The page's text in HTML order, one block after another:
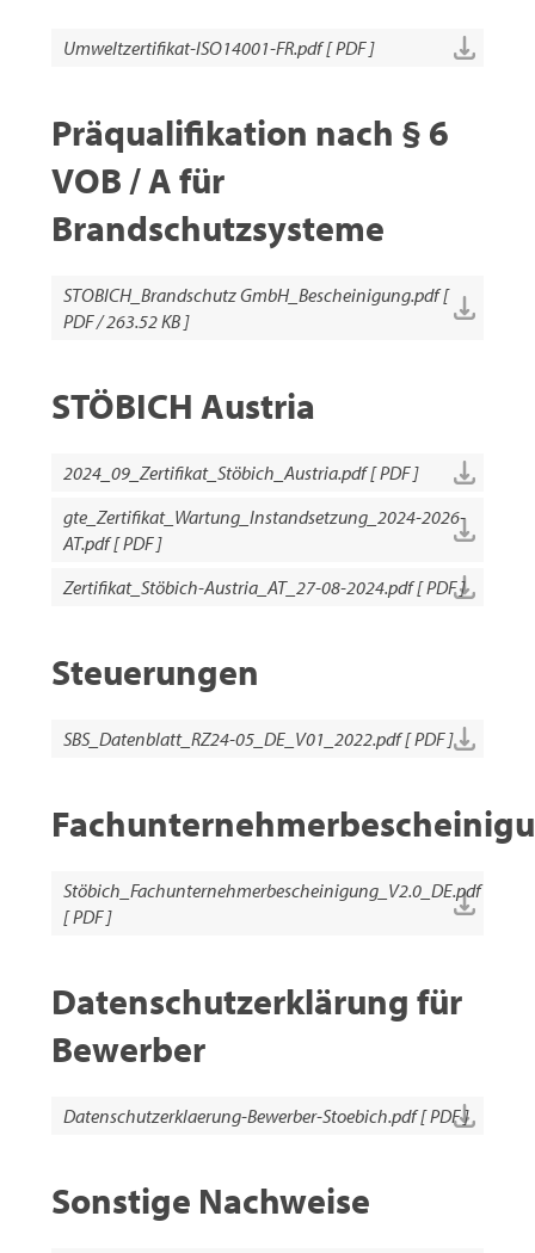
Umweltzertifikat-ISO14001-FR.pdf [ PDF ]
Präqualifikation nach § 6
VOB / A für
Brandschutzsysteme
STOBICH_Brandschutz GmbH_Bescheinigung.pdf [
PDF / 263.52 KB ]
STÖBICH Austria
2024_09_Zertifikat_Stöbich_Austria.pdf [ PDF ]
gte_Zertifikat_Wartung_Instandsetzung_2024-2026-
AT.pdf [ PDF ]
Zertifikat_Stöbich-Austria_AT_27-08-2024.pdf [ PDF ]
Steuerungen
SBS_Datenblatt_RZ24-05_DE_V01_2022.pdf [ PDF ]
Stöbich_Fachunternehmerbescheinigung_V2.0_DE.pdf
[ PDF ]
Datenschutzerklärung für
Bewerber
Datenschutzerklaerung-Bewerber-Stoebich.pdf [ PDF ]
Sonstige Nachweise